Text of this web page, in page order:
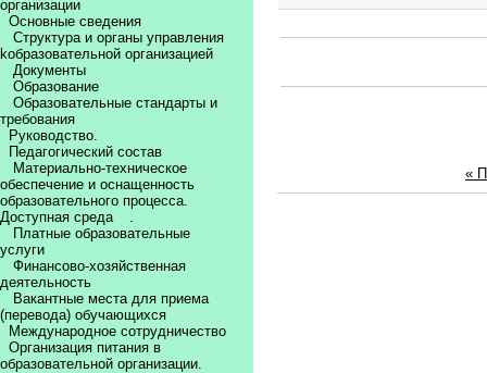
организации
Основные сведения
Структура и органы управления
kобразовательной организацией
Документы
Образование
Образовательные стандарты и
требования
Руководство.
Педагогический состав
Материально-техническое
обеспечение и оснащенность
образовательного процесса.
Доступная среда
.
Платные образовательные
услуги
Финансово-хозяйственная
деятельность
Вакантные места для приема
(перевода) обучающихся
Международное сотрудничество
Организация питания в
образовательной организации.
«